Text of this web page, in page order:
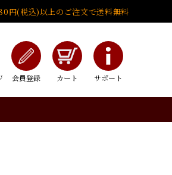
円(税込)以上のご注文で送料無料
会員登録 カート サポート